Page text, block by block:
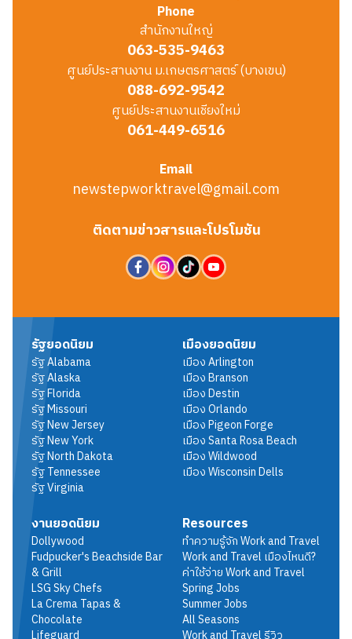
Phone
สำนักงานใหญ่
063-535-9463
ศูนย์ประสานงาน ม.เกษตรศาสตร์ (บางเขน)
088-692-9542
ศูนย์ประสานงานเชียงใหม่
061-449-6516
Email
newstepworktravel@gmail.com
ติดตามข่าวสารและโปรโมชัน
รัฐยอดนิยม
รัฐAlabama
รัฐAlaska
รัฐFlorida
รัฐMissouri
รัฐNew Jersey
รัฐNew York
รัฐNorth Dakota
รัฐTennessee
รัฐVirginia
เมืองยอดนิยม
เมืองArlington
เมืองBranson
เมืองDestin
เมืองOrlando
เมืองPigeon Forge
เมืองSanta Rosa Beach
เมืองWildwood
เมืองWisconsin Dells
งานยอดนิยม
Dollywood
Fudpucker's Beachside Bar
& Grill
LSG Sky Chefs
La Crema Tapas &
Chocolate
Resources
ทำความรู้จัก Work and Travel
Work and Travel เมืองไหนดี?
ค่าใช้จ่าย Work and Travel
Spring Jobs
Summer Jobs
All Seasons